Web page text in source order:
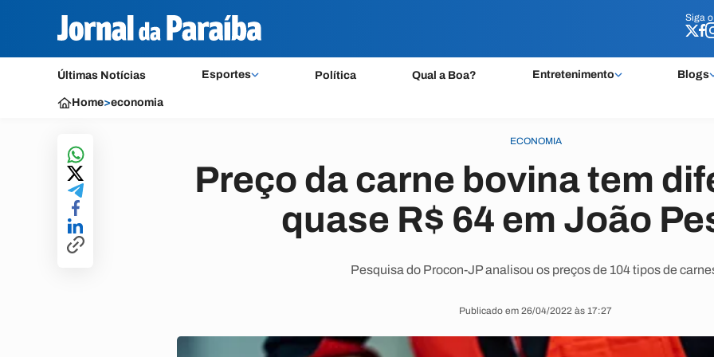
Siga o
Últimas Notícias Esportes Política Qual a Boa? Entretenimento Blogs
Siga o
Home>economia
ECONOMIA
Preço da carne bovina tem
quase R$ 64 em João
Pesquisa do Procon-JP analisou os preços de 104 tipos de
Publicado em 26/04/2022 às 17:27